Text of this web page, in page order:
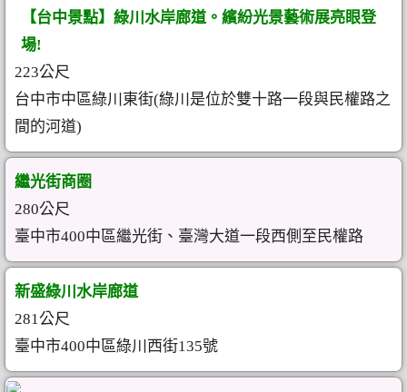
【台中景點】綠川水岸廊道。繽紛光景藝術展亮眼登
場!
223公尺
台中市中區綠川東街(綠川是位於雙十路一段與民權路之
間的河道)
繼光街商圈
280公尺
臺中市400中區繼光街、臺灣大道一段西側至民權路
新盛綠川水岸廊道
281公尺
臺中市400中區綠川西街135號